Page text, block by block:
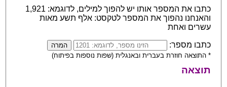
כתבו את המספר אותו יש להפוך למילים, לדוגמא: 1,921
והאנחנו נהפוך את המספר לטקסט: אלף תשע מאות
עשרים ואחת
כתבו מספר:
* התוצאה חוזרת בעברית ובאנגלית (שפות נוספות בפיתוח)
תוצאה